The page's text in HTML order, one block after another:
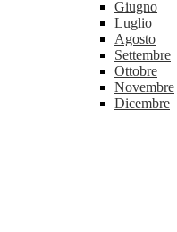
Giugno
Luglio
Agosto
Settembre
Ottobre
Novembre
Dicembre